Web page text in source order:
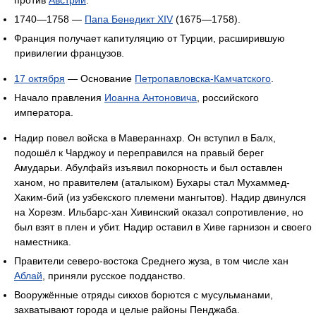
1740—1758 — Папа Бенедикт XIV(1675—1758).
Франция получает капитуляцию от Турции, расширившую
привилегии французов.
17 октября — Основание Петропавловска-Камчатского
Начало правления Иоанна Антоновича , российского
императора.
Надир повел войска в Мавераннахр. Он вступил в Балх,
подошёл к Чарджоу и переправился на правый берег
Амударьи. Абулфайз изъявил покорность и был оставлен
ханом, но правителем (аталыком) Бухары стал Мухаммед-
Хаким-бий (из узбекского племени мангытов). Надир двинулся
на Хорезм. Ильбарс-хан Хивинский оказал сопротивление, но
был взят в плен и убит. Надир оставил в Хиве гарнизон и своего
наместника.
Правители северо-востока Среднего жуза, в том числе хан
Аблай , приняли русское подданство.
Вооружённые отряды сикхов борются с мусульманами,
захватывают города и целые районы Пенджаба.